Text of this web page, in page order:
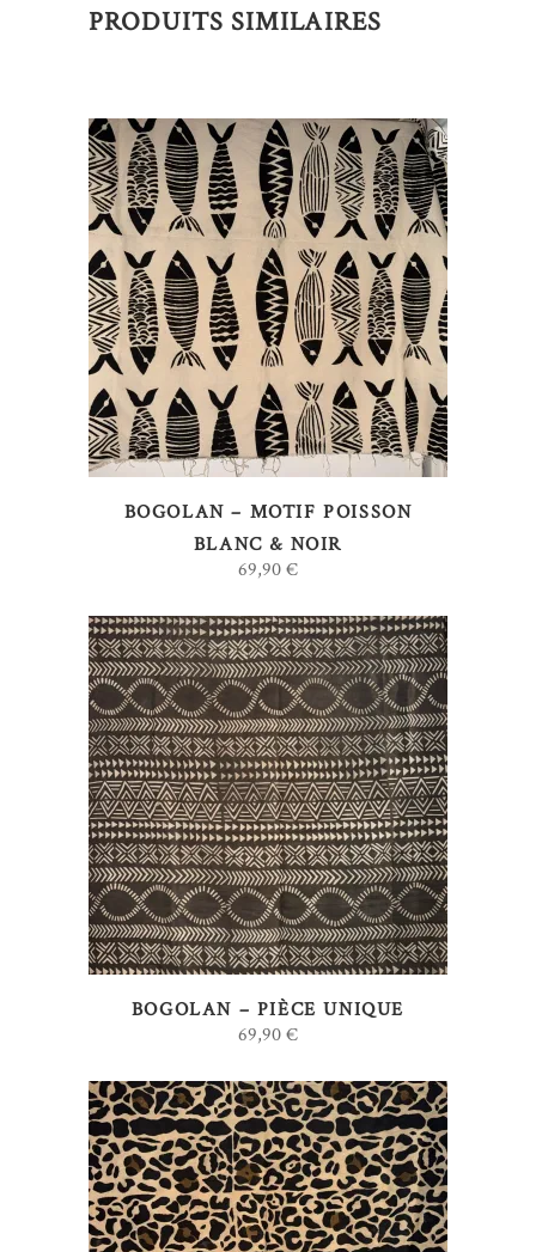
PRODUITS SIMILAIRES
AJOUTER AU PANIER
BOGOLAN – MOTIF POISSON
BLANC & NOIR
69,90€
AJOUTER AU PANIER
BOGOLAN – PIÈCE UNIQUE
69,90€